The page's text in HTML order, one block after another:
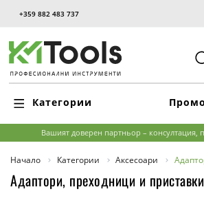
+359 882 483 737
Категории
Вашият доверен партньор – консултация,
Начало Категории Аксесоари
Адаптори, преходници и приставки